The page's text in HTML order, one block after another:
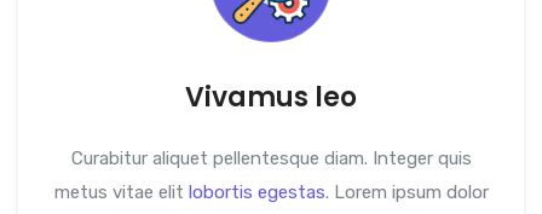
Vivamus leo
Curabitur aliquet pellentesque diam. Integer quis
metus vitae elit lobortis egestas. Lorem ipsum dolor